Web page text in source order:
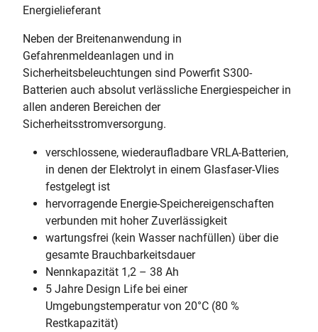
Energielieferant
Neben der Breitenanwendung in
Gefahrenmeldeanlagen und in
Sicherheitsbeleuchtungen sind Powerfit S300-
Batterien auch absolut verlässliche Energiespeicher in
allen anderen Bereichen der
Sicherheitsstromversorgung.
verschlossene, wiederaufladbare VRLA-Batterien,
in denen der Elektrolyt in einem Glasfaser-Vlies
festgelegt ist
hervorragende Energie-Speichereigenschaften
verbunden mit hoher Zuverlässigkeit
wartungsfrei (kein Wasser nachfüllen) über die
gesamte Brauchbarkeitsdauer
Nennkapazität 1,2 – 38 Ah
5 Jahre Design Life bei einer
Umgebungstemperatur von 20°C (80 %
Restkapazität)